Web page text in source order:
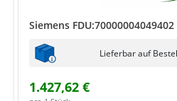
Siemens FDU:70000004049402
Lieferbar auf
1.427,62 €